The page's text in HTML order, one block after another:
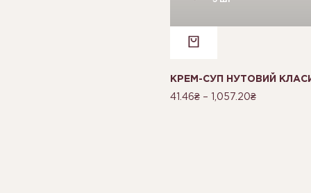
КРЕМ-СУП НУТОВИЙ
41.46₴– 1,057.20₴